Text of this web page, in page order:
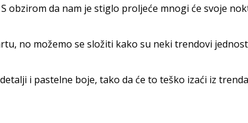
obzirom da nam je stiglo proljeće mnogi će svoje
no možemo se složiti kako su neki trendovi
i pastelne boje, tako da će to teško izaći iz